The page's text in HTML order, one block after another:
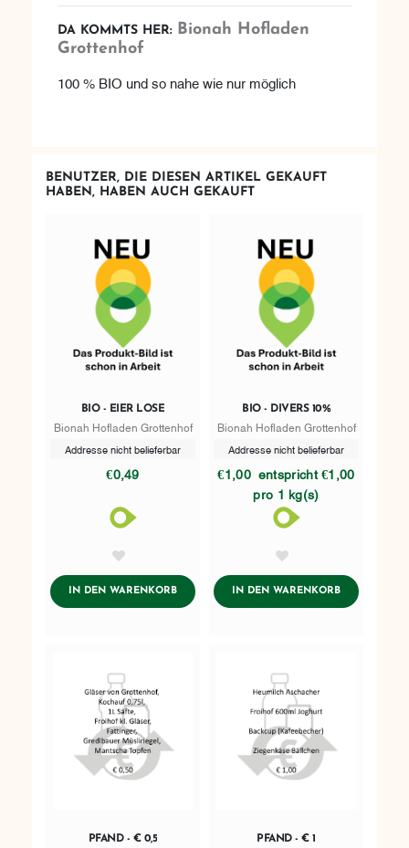
DA KOMMTS HER: Bionah Hofladen
Grottenhof
100 % BIO und so nahe wie nur möglich
BENUTZER, DIE DIESEN ARTIKEL GEKAUFT
HABEN, HABEN AUCH GEKAUFT
BIO - EIER LOSE
Bionah Hofladen Grottenhof
Addresse nicht belieferbar
€0,49
IN DEN WARENKORBADDTOCART
BIO - DIVERS 10%
Bionah Hofladen Grottenhof
Addresse nicht belieferbar
€1,00 entspricht €1,00
pro 1 kg(s)
IN DEN WARENKORBADDTOCART
PFAND - € 0,5 PFAND - € 1